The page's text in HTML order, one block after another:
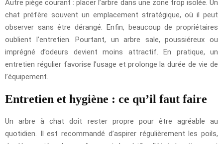
Autre piège courant : placer l’arbre dans une zone trop isolée. Un
chat préfère souvent un emplacement stratégique, où il peut
observer sans être dérangé. Enfin, beaucoup de propriétaires
oublient l’entretien. Pourtant, un arbre sale, poussiéreux ou
imprégné d’odeurs devient moins attractif. En pratique, un
entretien régulier favorise l’usage et prolonge la durée de vie de
l’équipement.
Entretien et hygiène : ce qu’il faut faire
Un arbre à chat doit rester propre pour être agréable au
quotidien. Il est recommandé d’aspirer régulièrement les poils,